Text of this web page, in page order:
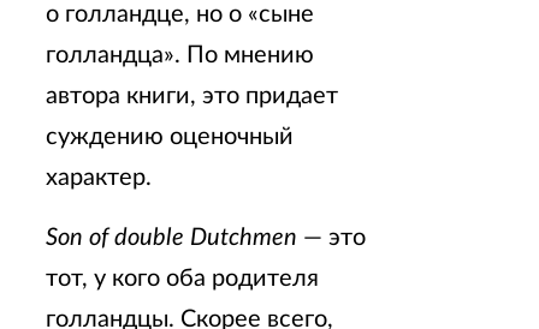
о голландце, но о «сыне
голландца». По мнению
автора книги, это придает
суждению оценочный
характер.
Son of double Dutchmen — это
тот, у кого оба родителя
голландцы. Скорее всего,